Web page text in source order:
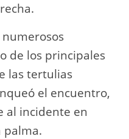
numerosos
de los principales
las tertulias
el encuentro,
al incidente en
palma.